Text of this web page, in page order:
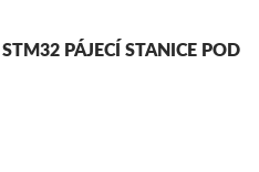
PÁJECÍ STANICE POD